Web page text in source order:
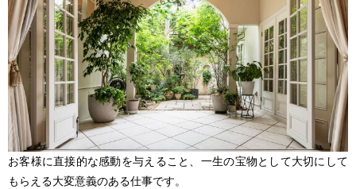
お客様に直接的な感動を与えること、一生の宝物として大切にして
もらえる大変意義のある仕事です。